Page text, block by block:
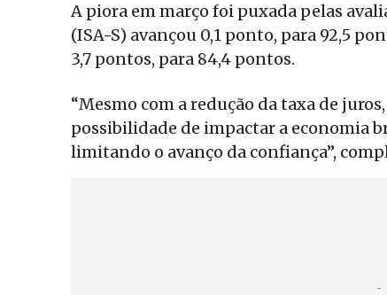
A piora em março foi puxada pelas
(ISA-S) avançou 0,1 ponto, para 92,5
3,7 pontos, para 84,4 pontos.
“Mesmo com a redução da taxa de
possibilidade de impactar a economia
limitando o avanço da confiança”,